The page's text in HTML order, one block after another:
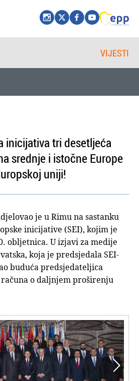
VIJESTI
inicijativa tri desetljeća
srednje i istočne Europe
uniji!
je u Rimu na sastanku
inicijative (SEI), kojim je
obljetnica. U izjavi za medije
koja je predsjedala SEI-
buduća predsjedateljica
o daljnjem proširenju
